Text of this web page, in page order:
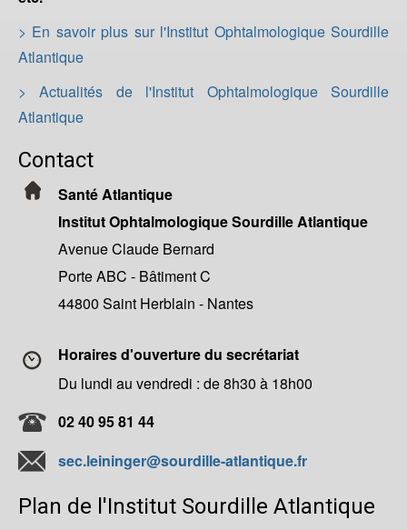
> En savoir plus sur l'Institut Ophtalmologique Sourdille
Atlantique
> Actualités de l'Institut Ophtalmologique Sourdille
Atlantique
Contact
Santé Atlantique
Institut Ophtalmologique Sourdille Atlantique
Avenue Claude Bernard
Porte ABC - Bâtiment C
44800 Saint Herblain - Nantes
Horaires d'ouverture du secrétariat
Du lundi au vendredi : de 8h30 à 18h00
02 40 95 81 44
sec.leininger@sourdille-atlantique.fr
Plan de l'Institut Sourdille Atlantique